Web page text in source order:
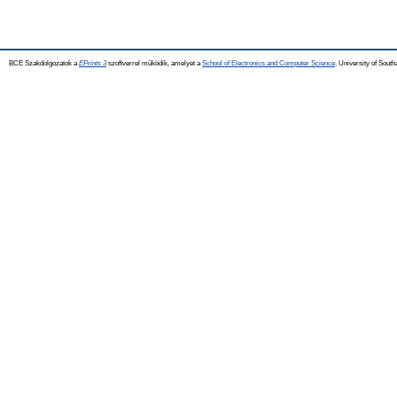
BCE Szakdolgozatok a EPrints 3szoftverrel működik, amelyet a School of Electronics and Computer Science, University of